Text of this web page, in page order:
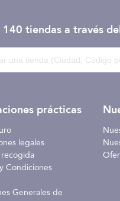
140 tiendasa través
prácticas
legales
Condiciones
Generales de